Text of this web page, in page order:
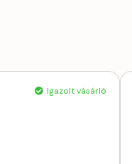
Igazolt vásárló